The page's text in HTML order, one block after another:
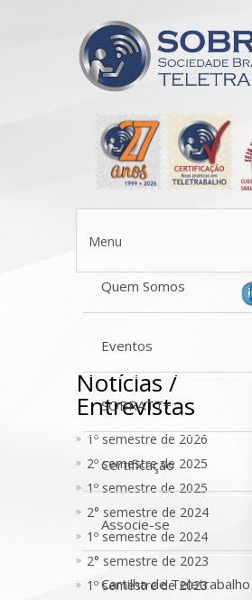
Quem Somos
Eventos
SOBRATT+
Certificação
Associe-se
Cartilha de Teletrabalho
Menu
Notícias /
Entrevistas
1º semestre de 2026
2º semestre de 2025
1º semestre de 2025
2° semestre de 2024
1º semestre de 2024
2° semestre de 2023
1º semestre de 2023